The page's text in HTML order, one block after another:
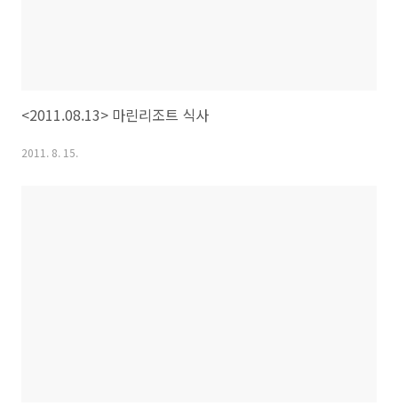
<2011.08.13> 마린리조트 식사
2011. 8. 15.